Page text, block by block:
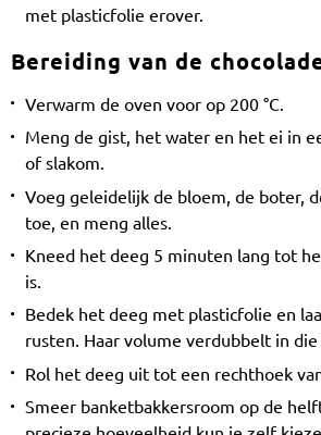
met plasticfolie erover.
Bereiding van de
Verwarm de oven voor op 200 °C.
Meng de gist, het water en het ei in
of slakom.
Voeg geleidelijk de bloem, de boter,
toe, en meng alles.
Kneed het deeg 5 minuten lang tot
is.
Bedek het deeg met plasticfolie en
rusten. Haar volume verdubbelt in
Rol het deeg uit tot een rechthoek
Smeer banketbakkersroom op de